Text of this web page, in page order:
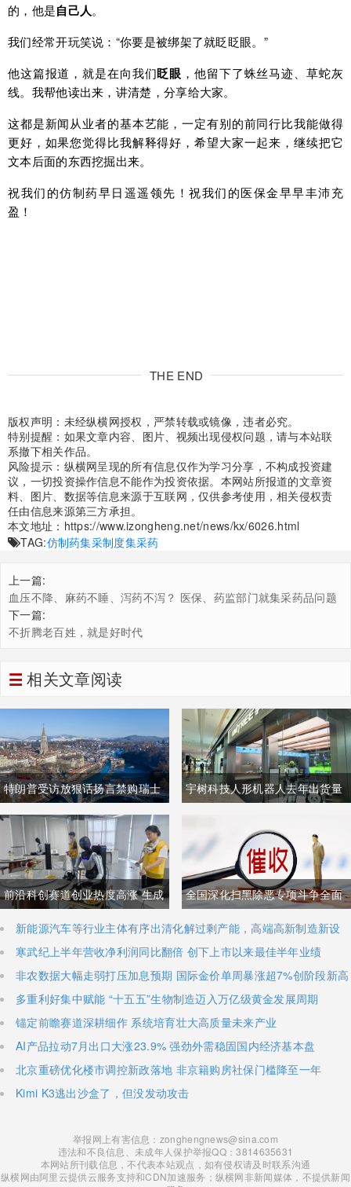
的，他是自己人。
我们经常开玩笑说：“你要是被绑架了就眨眨眼。”
他这篇报道，就是在向我们眨眼 ，他留下了蛛丝马迹、草蛇灰
线。我帮他读出来，讲清楚，分享给大家。
这都是新闻从业者的基本艺能，一定有别的前同行比我能做得
更好，如果您觉得比我解释得好，希望大家一起来，继续把它
文本后面的东西挖掘出来。
祝我们的仿制药早日遥遥领先！祝我们的医保金早早丰沛充
盈！
THE END
版权声明：未经纵横网授权，严禁转载或镜像，违者必究。
特别提醒：如果文章内容、图片、视频出现侵权问题，请与本站联
系撤下相关作品。
风险提示：纵横网呈现的所有信息仅作为学习分享，不构成投资建
议，一切投资操作信息不能作为投资依据。本网站所报道的文章资
料、图片、数据等信息来源于互联网，仅供参考使用，相关侵权责
任由信息来源第三方承担。
本文地址： https://www.izongheng.net/news/kx/6026.html
TAG:仿制药集采制度集采药
上一篇:
血压不降、麻药不睡、泻药不泻？ 医保、药监部门就集采药品问题
答问
下一篇:
不折腾老百姓，就是好时代
相关文章阅读
特朗普受访放狠话扬言禁购瑞士
商品抹平贸易逆差 双方贸易数据
与经贸纽带实际情况反差明显
宇树科技人形机器人去年出货量
加码核心技术研发
前沿科创赛道创业热度高涨 生成
式AI与人形机器人加速培育全新
增长极
全国深化扫黑除恶专项斗争全面
铺开 河南锁定十类新型涉网涉软
暴力黑恶犯罪精准严打
新能源汽车等行业主体有序出清化解过剩产能，高端高新制造新设
寒武纪上半年营收净利润同比翻倍 创下上市以来最佳半年业绩
非农数据大幅走弱打压加息预期 国际金价单周暴涨超7%创阶段新高
多重利好集中赋能 “十五五”生物制造迈入万亿级黄金发展周期
锚定前瞻赛道深耕细作 系统培育壮大高质量未来产业
AI产品拉动7月出口大涨23.9% 强劲外需稳固国内经济基本盘
北京重磅优化楼市调控新政落地 非京籍购房社保门槛降至一年
Kimi K3逃出沙盒了，但没发动攻击
举报网上有害信息：zonghengnews@sina.com
违法和不良信息、未成年人保护举报QQ：3814635631
本网站所刊载信息，不代表本站观点，如有侵权请及时联系沟通
纵横网由阿里云提供云服务支持和CDN加速服务；纵横网非新闻媒体，不提供新闻